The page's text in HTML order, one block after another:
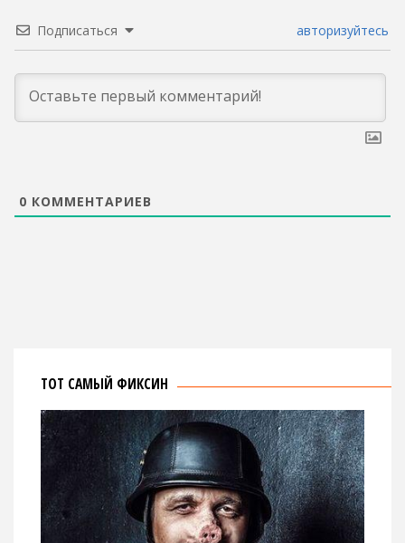
Подписаться авторизуйтесь
0 КОММЕНТАРИЕВ
ТОТ САМЫЙ ФИКСИН